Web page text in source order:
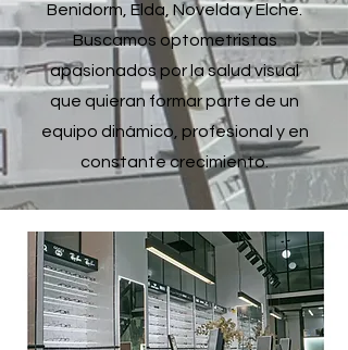
Benidorm, Elda, Novelda y Elche.
Buscamos optometristas
apasionados por la salud visual
que quieran formar parte de un
equipo dinámico, profesional y en
constante crecimiento.